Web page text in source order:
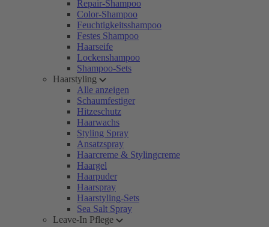
Repair-Shampoo
Color-Shampoo
Feuchtigkeitsshampoo
Festes Shampoo
Haarseife
Lockenshampoo
Shampoo-Sets
Haarstyling
Alle anzeigen
Schaumfestiger
Hitzeschutz
Haarwachs
Styling Spray
Ansatzspray
Haarcreme & Stylingcreme
Haargel
Haarpuder
Haarspray
Haarstyling-Sets
Sea Salt Spray
Leave-In Pflege